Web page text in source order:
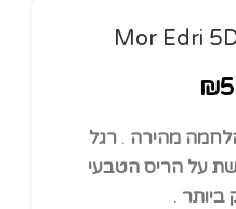
₪
מהירה .רגל
על הריס הטבעי
ביותר .